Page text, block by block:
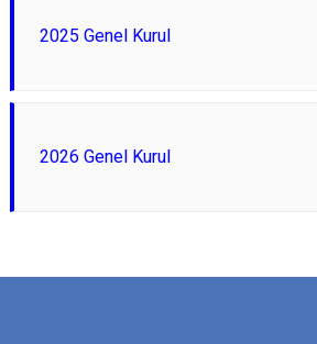
2025 Genel Kurul
2026 Genel Kurul